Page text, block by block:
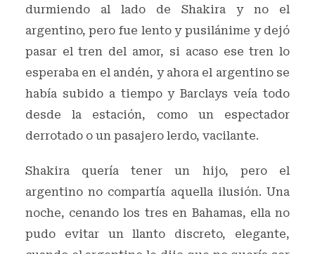
durmiendo al lado de Shakira y no el
argentino, pero fue lento y pusilánime y dejó
pasar el tren del amor, si acaso ese tren lo
esperaba en el andén, y ahora el argentino se
había subido a tiempo y Barclays veía todo
desde la estación, como un espectador
derrotado o un pasajero lerdo, vacilante.
Shakira quería tener un hijo, pero el
argentino no compartía aquella ilusión. Una
noche, cenando los tres en Bahamas, ella no
pudo evitar un llanto discreto, elegante,